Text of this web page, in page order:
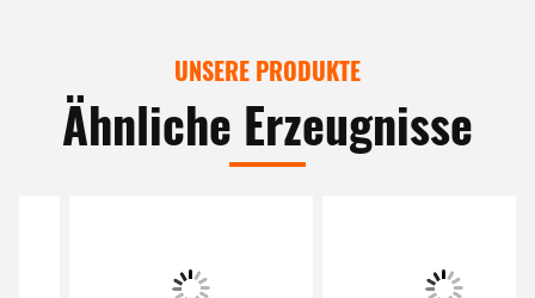
UNSERE PRODUKTE
Ähnliche Erzeugnisse